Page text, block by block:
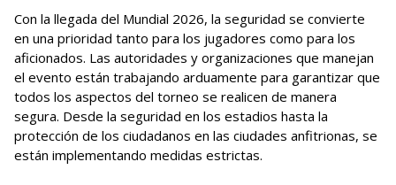
Con la llegada del Mundial 2026, la seguridad se convierte
en una prioridad tanto para los jugadores como para los
aficionados. Las autoridades y organizaciones que manejan
el evento están trabajando arduamente para garantizar que
todos los aspectos del torneo se realicen de manera
segura. Desde la seguridad en los estadios hasta la
protección de los ciudadanos en las ciudades anfitrionas, se
están implementando medidas estrictas.